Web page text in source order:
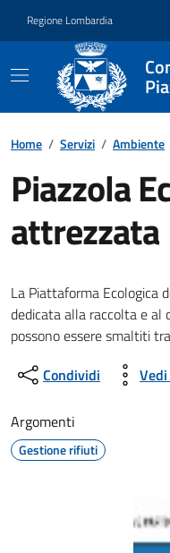
Regione Lombardia
Home / Servizi / Ambiente
Piazzola
attrezzata
La Piattaforma Ecologica
dedicata alla raccolta e al
possono essere smaltiti
Condividi
Argomenti
Gestione rifiuti